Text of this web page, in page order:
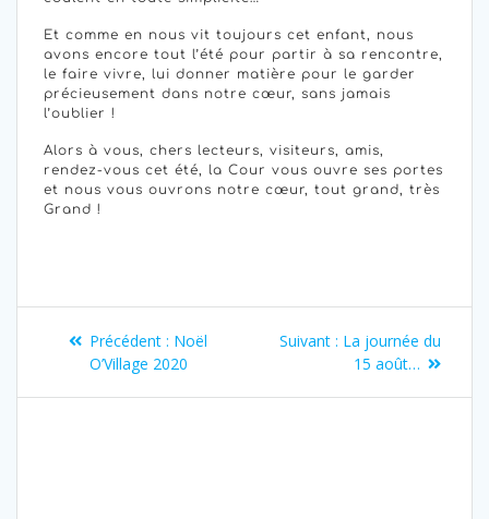
Et comme en nous vit toujours cet enfant, nous
avons encore tout l’été pour partir à sa rencontre,
le faire vivre, lui donner matière pour le garder
précieusement dans notre cœur, sans jamais
l’oublier !
Alors à vous, chers lecteurs, visiteurs, amis,
rendez-vous cet été, la Cour vous ouvre ses portes
et nous vous ouvrons notre cœur, tout grand, très
Grand !
Précédent : Noël
O’Village 2020
Suivant : La journée du
15 août…